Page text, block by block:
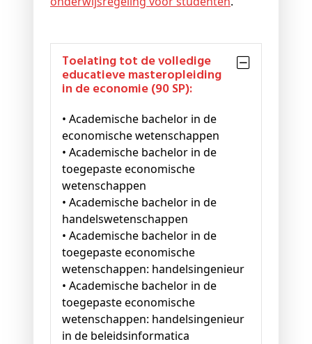
Toelating tot de volledige
educatieve masteropleiding
in de economie (90 SP):
• Academische bachelor in de
economische wetenschappen
• Academische bachelor in de
toegepaste economische
wetenschappen
• Academische bachelor in de
handelswetenschappen
• Academische bachelor in de
toegepaste economische
wetenschappen: handelsingenieur
• Academische bachelor in de
toegepaste economische
wetenschappen: handelsingenieur
in de beleidsinformatica